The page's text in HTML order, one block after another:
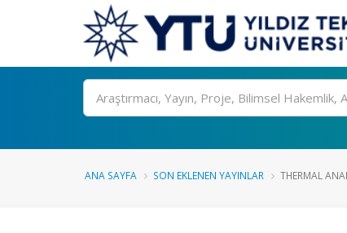
Ara
ANA SAYFA SON EKLENEN YAYINLAR THERMAL